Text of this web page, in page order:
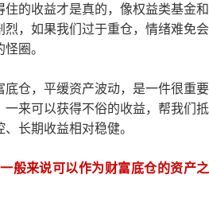
的收益才是真的，像权益类基金和
，如果我们过于重仓，情绪难免会
圈。
仓，平缓资产波动，是一件很重要
来可以获得不俗的收益，帮我们抵
长期收益相对稳健。
般来说可以作为财富底仓的资产之